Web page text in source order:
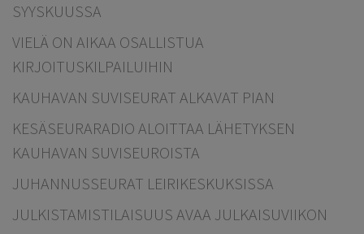
SYYSKUUSSA
VIELÄ ON AIKAA OSALLISTUA
KIRJOITUSKILPAILUIHIN
KAUHAVAN SUVISEURAT ALKAVAT PIAN
KESÄSEURARADIO ALOITTAA LÄHETYKSEN
KAUHAVAN SUVISEUROISTA
JUHANNUSSEURAT LEIRIKESKUKSISSA
JULKISTAMISTILAISUUS AVAA JULKAISUVIIKON